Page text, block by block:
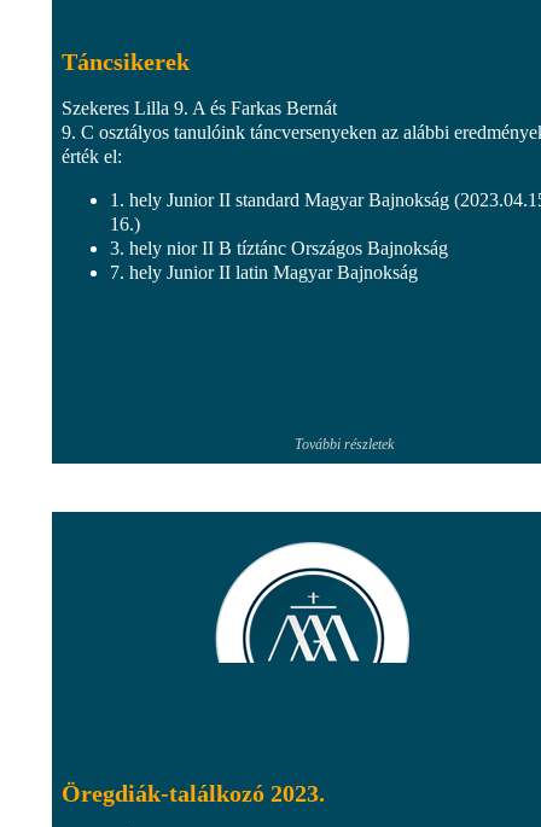
Táncsikerek
Szekeres Lilla 9. A és Farkas Bernát
9. C osztályos tanulóink táncversenyeken az alábbi
érték el:
1. hely Junior II standard Magyar Bajnokság
16.)
3. hely nior II B tíztánc Országos Bajnokság
7. hely Junior II latin Magyar Bajnokság
További részletek
Öregdiák-találkozó 2023.